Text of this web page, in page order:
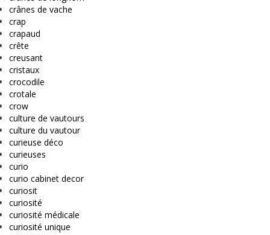
crânes de vache
crap
crapaud
crête
creusant
cristaux
crocodile
crotale
crow
culture de vautours
culture du vautour
curieuse déco
curieuses
curio
curio cabinet decor
curiosit
curiosité
curiosité médicale
curiosité unique